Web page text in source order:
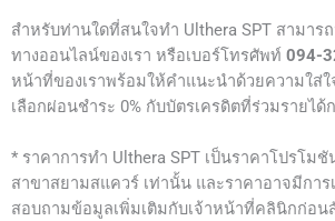
สำหรับท่านใดที่สนใจทำ Ulthera SPT สามาร
ทางออนไลน์ของเรา หรือเบอร์โทรศัพท์ 094-
หน้าที่ของเราพร้อมให้คำแนะนำด้วยความใส่
เลือกผ่อนชำระ 0% กับบัตรเครดิตที่ร่วมรายได้
* ราคาการทำ Ulthera SPT เป็นราคาโปรโมชั
สาขาสยามสแควร์ เท่านั้น และราคาอาจมีการ
สอบถามข้อมูลเพิ่มเติมกับเจ้าหน้าที่คลินิกก่อน